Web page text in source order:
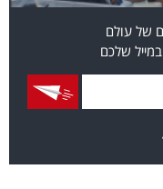
של עולם
שלכם